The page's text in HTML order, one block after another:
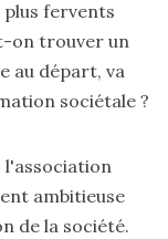
plus fervents
on trouver un
au départ, va
sociétale ?
l'association
ambitieuse
de la société.